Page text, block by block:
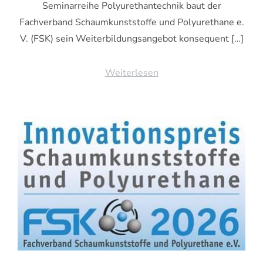
Seminarreihe Polyurethantechnik baut der
Fachverband Schaumkunststoffe und Polyurethane e.
V. (FSK) sein Weiterbildungsangebot konsequent […]
Weiterlesen